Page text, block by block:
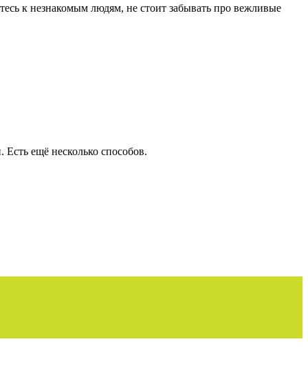
к незнакомым людям, не стоит забывать про вежливые
ещё несколько способов.